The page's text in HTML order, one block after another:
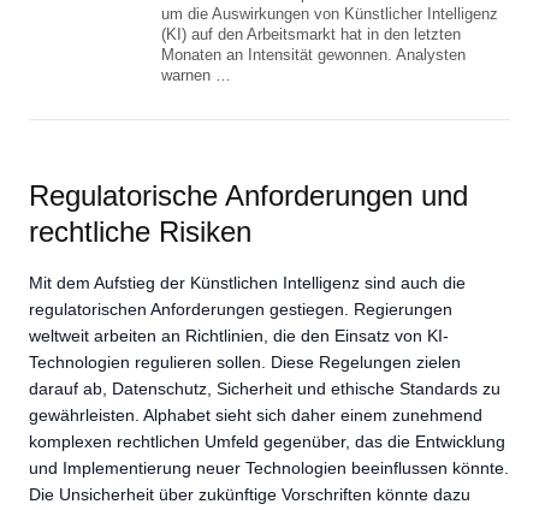
um die Auswirkungen von Künstlicher Intelligenz
(KI) auf den Arbeitsmarkt hat in den letzten
Monaten an Intensität gewonnen. Analysten
warnen …
Regulatorische Anforderungen und
rechtliche Risiken
Mit dem Aufstieg der Künstlichen Intelligenz sind auch die
regulatorischen Anforderungen gestiegen. Regierungen
weltweit arbeiten an Richtlinien, die den Einsatz von KI-
Technologien regulieren sollen. Diese Regelungen zielen
darauf ab, Datenschutz, Sicherheit und ethische Standards zu
gewährleisten. Alphabet sieht sich daher einem zunehmend
komplexen rechtlichen Umfeld gegenüber, das die Entwicklung
und Implementierung neuer Technologien beeinflussen könnte.
Die Unsicherheit über zukünftige Vorschriften könnte dazu